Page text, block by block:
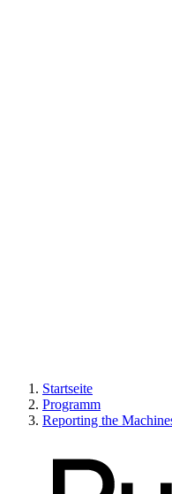
Startseite
Programm
Reporting the